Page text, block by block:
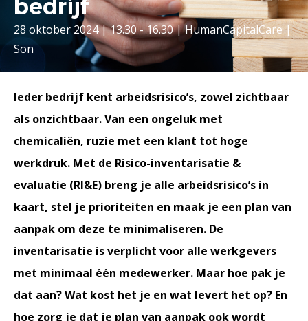
bedrijf
28 oktober 2024 | 13.30 - 16.30 | HumanCapitalCare |
Son
Ieder bedrijf kent arbeidsrisico’s, zowel zichtbaar
als onzichtbaar. Van een ongeluk met
chemicaliën, ruzie met een klant tot hoge
werkdruk. Met de Risico-inventarisatie &
evaluatie (RI&E) breng je alle arbeidsrisico’s in
kaart, stel je prioriteiten en maak je een plan van
aanpak om deze te minimaliseren. De
inventarisatie is verplicht voor alle werkgevers
met minimaal één medewerker. Maar hoe pak je
dat aan? Wat kost het je en wat levert het op? En
hoe zorg je dat je plan van aanpak ook wordt